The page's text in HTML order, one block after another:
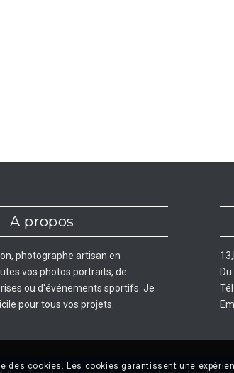
A propos
photographe artisan en
vos photos portraits, de
ou d'événements sportifs. Je
pour tous vos projets.
Tél
des cookies. Les cookies garantissent une